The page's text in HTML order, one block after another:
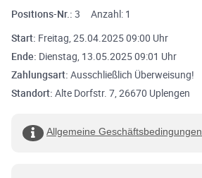
Positions-Nr.: 3 Anzahl: 1
Start: Freitag, 25.04.2025 09:00 Uhr
Ende: Dienstag, 13.05.2025 09:01 Uhr
Zahlungsart: Ausschließlich Überweisung!
Standort: Alte Dorfstr. 7, 26670 Uplengen
Allgemeine Geschäftsbedingungen